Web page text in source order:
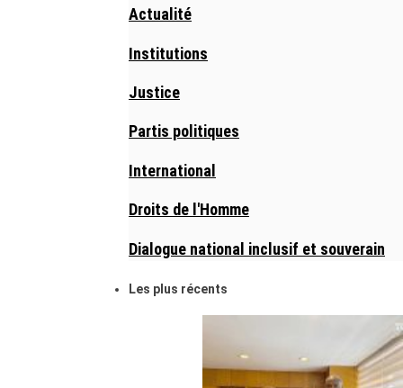
Actualité
Institutions
Justice
Partis politiques
International
Droits de l'Homme
Dialogue national inclusif et souverain
Les plus récents